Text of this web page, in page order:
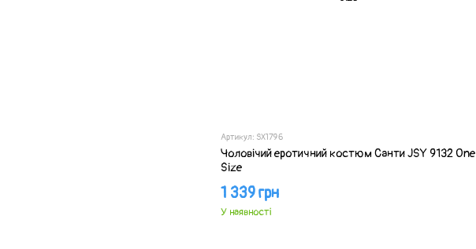
Артикул: SX1796
Чоловічий еротичний костюм Санти JSY 9132 One
Size
1 339 грн
У наявності